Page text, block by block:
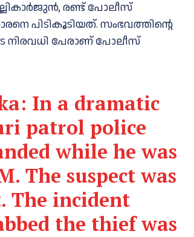
രണ്ട് പോലീസ്
പിടികൂടിയത്. സംഭവത്തിന്റെ
നിരവധി പേരാണ് പോലീസ്
In a dramatic
patrol police
while he was
The suspect was
The incident
the thief was